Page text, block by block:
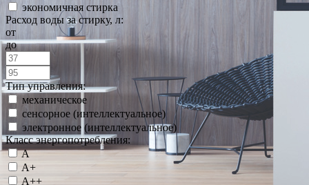
экономичная стирка
Расход воды за стирку, л:
от
до
Тип управления:
механическое
сенсорное (интеллектуальное)
электронное (интеллектуальное)
Класс энергопотребления:
A
A+
A++